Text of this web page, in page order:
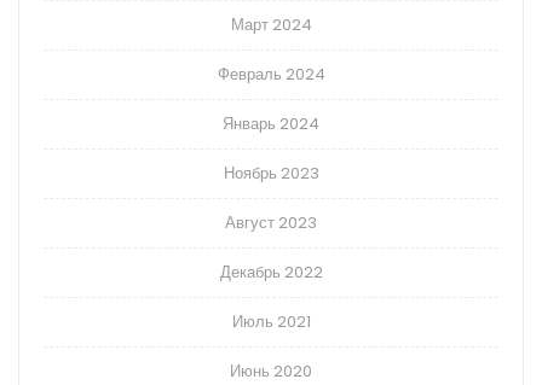
Март 2024
Февраль 2024
Январь 2024
Ноябрь 2023
Август 2023
Декабрь 2022
Июль 2021
Июнь 2020